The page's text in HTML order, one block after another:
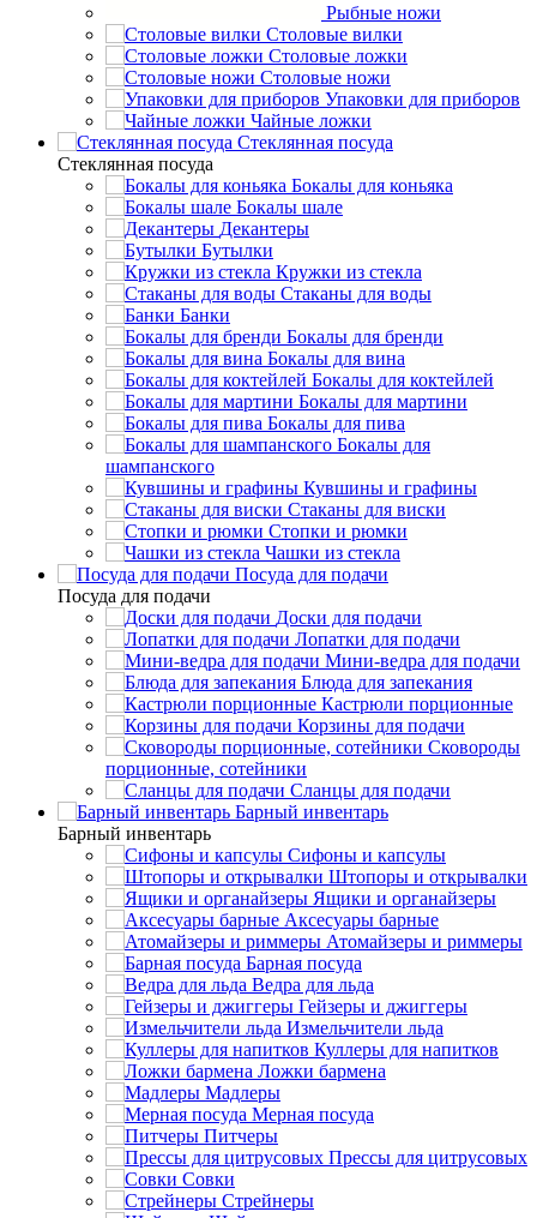
Рыбные ножи
Столовые вилки
Столовые ложки
Столовые ножи
Упаковки для приборов
Чайные ложки
Стеклянная посуда
Стеклянная посуда
Бокалы для коньяка
Бокалы шале
Декантеры
Бутылки
Кружки из стекла
Стаканы для воды
Банки
Бокалы для бренди
Бокалы для вина
Бокалы для коктейлей
Бокалы для мартини
Бокалы для пива
Бокалы для
шампанского
Кувшины и графины
Стаканы для виски
Стопки и рюмки
Чашки из стекла
Посуда для подачи
Посуда для подачи
Доски для подачи
Лопатки для подачи
Мини-ведра для подачи
Блюда для запекания
Кастрюли порционные
Корзины для подачи
Сковороды
порционные, сотейники
Сланцы для подачи
Барный инвентарь
Барный инвентарь
Сифоны и капсулы
Штопоры и открывалки
Ящики и органайзеры
Аксесуары барные
Атомайзеры и риммеры
Барная посуда
Ведра для льда
Гейзеры и джиггеры
Измельчители льда
Куллеры для напитков
Ложки бармена
Мадлеры
Мерная посуда
Питчеры
Прессы для цитрусовых
Совки
Стрейнеры